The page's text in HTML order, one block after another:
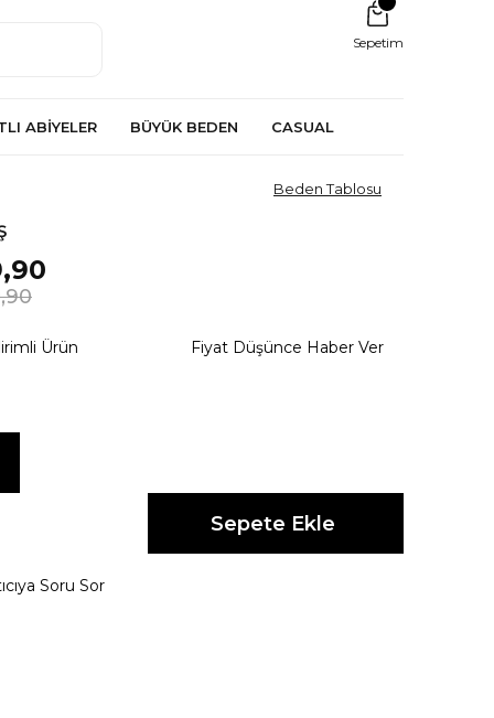
Sepetim
ABİYELER BÜYÜK BEDEN CASUAL
Ürün
Fiyat Düşünce Haber Ver
Soru Sor
Beden Tablosu